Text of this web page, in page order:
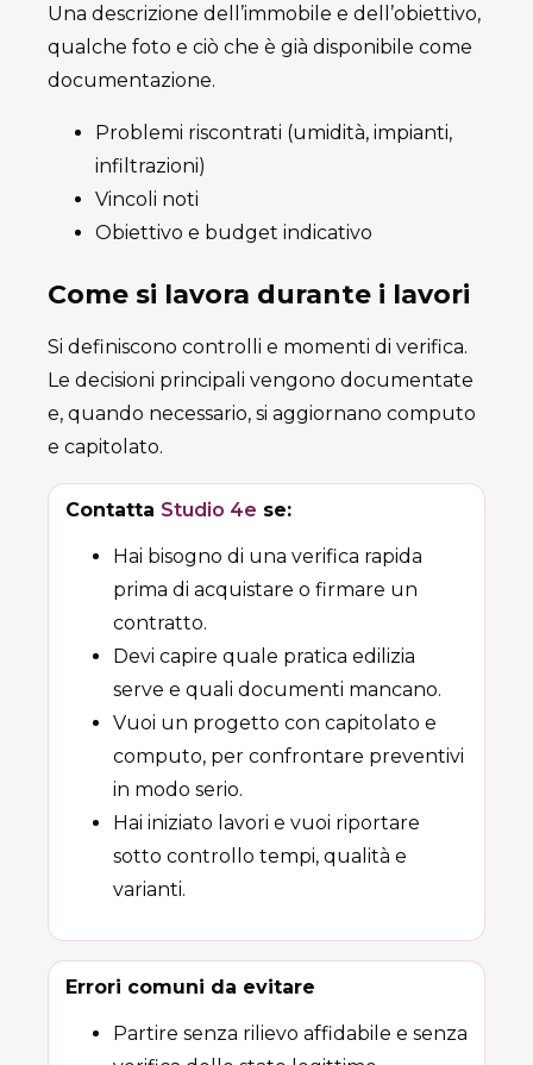
Una descrizione dell’immobile e dell’obiettivo,
qualche foto e ciò che è già disponibile come
documentazione.
Problemi riscontrati (umidità, impianti,
infiltrazioni)
Vincoli noti
Obiettivo e budget indicativo
Come si lavora durante i lavori
Si definiscono controlli e momenti di verifica.
Le decisioni principali vengono documentate
e, quando necessario, si aggiornano computo
e capitolato.
Contatta Studio 4e se:
Hai bisogno di una verifica rapida
prima di acquistare o firmare un
contratto.
Devi capire quale pratica edilizia
serve e quali documenti mancano.
Vuoi un progetto con capitolato e
computo, per confrontare preventivi
in modo serio.
Hai iniziato lavori e vuoi riportare
sotto controllo tempi, qualità e
varianti.
Errori comuni da evitare
Partire senza rilievo affidabile e senza